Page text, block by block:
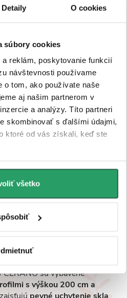
Detaily O cookies
súbory cookies
a reklám, poskytovanie funkcií
návštevnosti používame
o tom, ako používate naše
aj našim partnerom v
a analýzy. Títo partneri
skombinovať s ďalšími údajmi,
ktoré od vás získali, keď ste
všetko
umožňujú vyrovnanie
stabilitu
sú vybavené
s výškou 200 cm a